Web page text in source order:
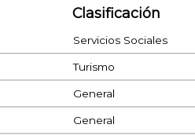
Clasificación
Servicios Sociales
Turismo
General
General